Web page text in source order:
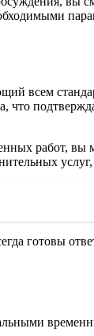
всем
что
работ, вы
услуг,
готовы